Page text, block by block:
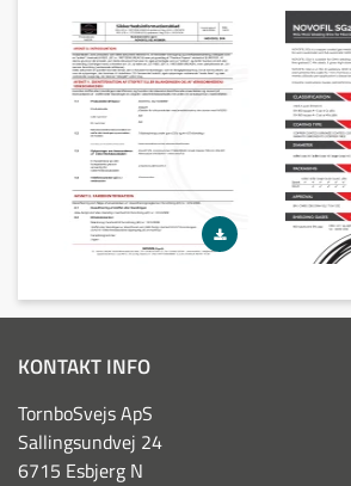
KONTAKT INFO
TornboSvejs ApS
Sallingsundvej 24
6715 Esbjerg N